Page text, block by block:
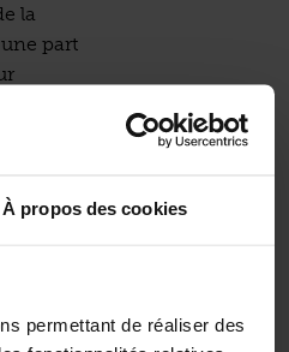
À propos des cookies
permettant de réaliser des
la
part
son
s’y dit
se